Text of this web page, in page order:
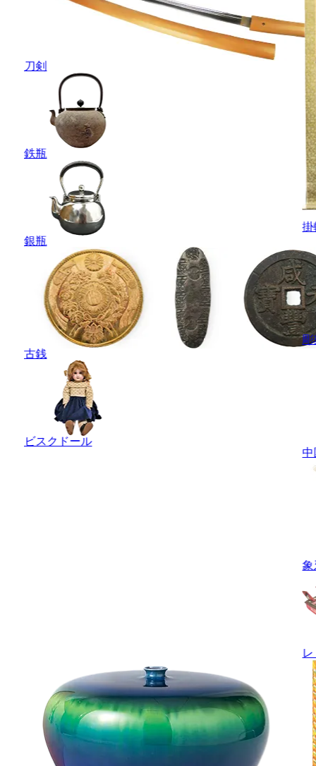
刀剣
鉄瓶
銀瓶
古銭
ビスクドール
掛
彫
中
象